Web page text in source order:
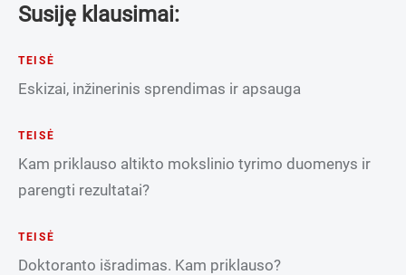
Susiję klausimai:
TEISĖ
Eskizai, inžinerinis sprendimas ir apsauga
TEISĖ
Kam priklauso altikto mokslinio tyrimo duomenys ir
parengti rezultatai?
TEISĖ
Doktoranto išradimas. Kam priklauso?